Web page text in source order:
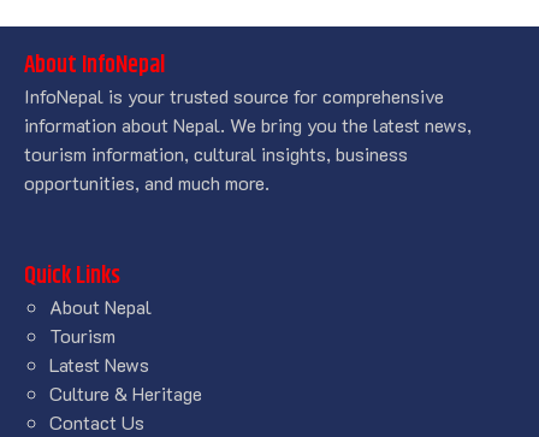
About InfoNepal
InfoNepal is your trusted source for comprehensive
information about Nepal. We bring you the latest news,
tourism information, cultural insights, business
opportunities, and much more.
Quick Links
About Nepal
Tourism
Latest News
Culture & Heritage
Contact Us